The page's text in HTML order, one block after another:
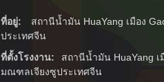
ที่อยู่:
สถานีน้ำมัน HuaYang เมือง
ประเทศจีน
ที่ตั้งโรงงาน:
สถานีน้ำมัน HuaYang เ
มณฑลเจียงซูประเทศจีน